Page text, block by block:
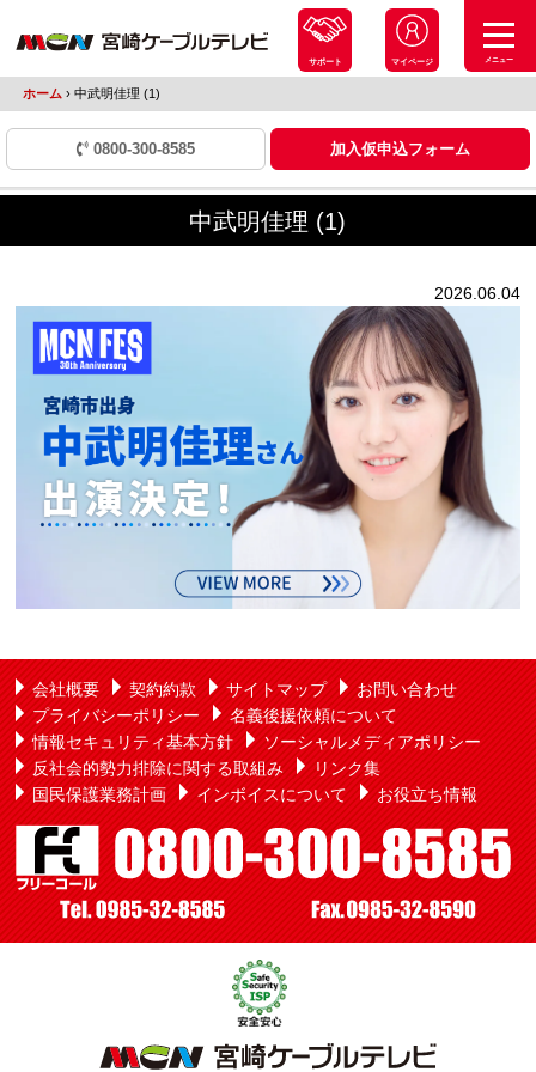
サポート マイページ メニュー
ホーム ›中武明佳理 (1)
0800-300-8585 加入仮申込フォーム
中武明佳理 (1)
2026.06.04
会社概要 契約約款 サイトマップ
お問い合わせ
プライバシーポリシー
名義後援依頼について
情報セキュリティ基本方針
ソーシャルメディアポリシー
反社会的勢力排除に関する取組み
リンク集
国民保護業務計画
インボイスについて お役立ち情報